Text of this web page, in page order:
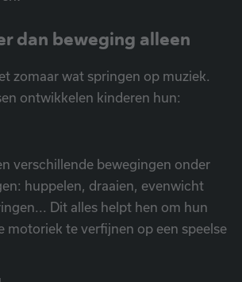
dan beweging alleen
zomaar wat springen op muziek.
ontwikkelen kinderen hun:
verschillende bewegingen onder
huppelen, draaien, evenwicht
Dit alles helpt hen om hun
motoriek te verfijnen op een speelse